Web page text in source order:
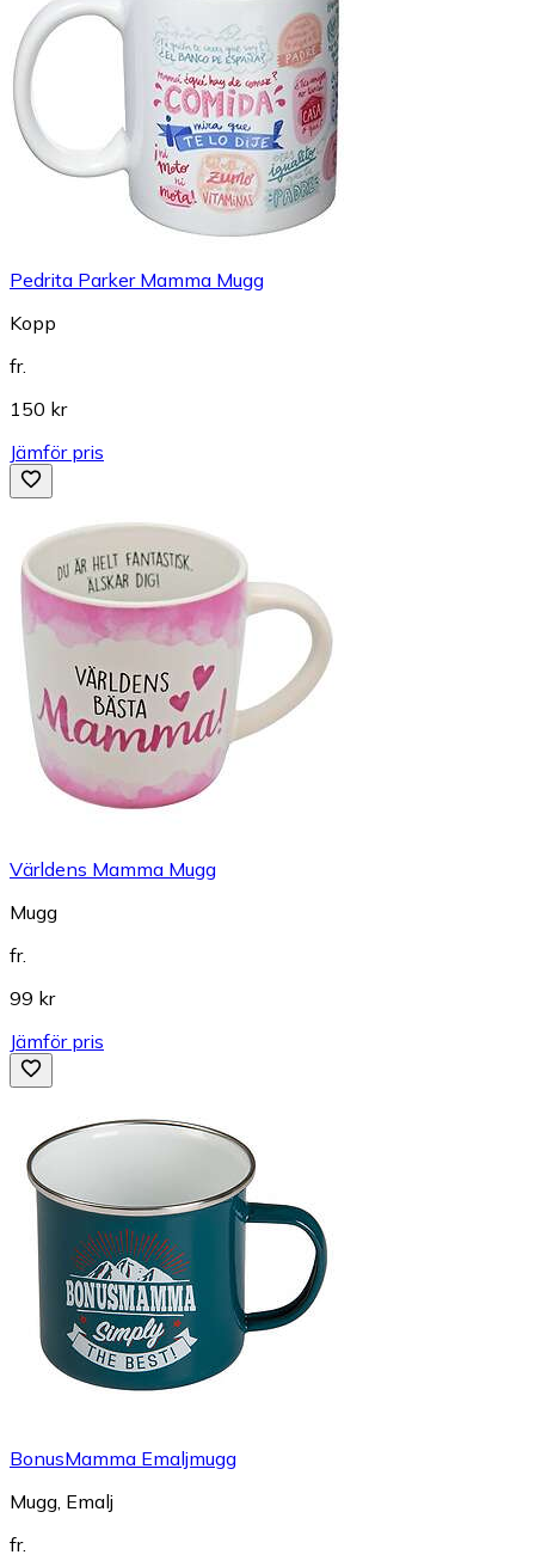
Pedrita Parker Mamma Mugg
Kopp
fr.
150 kr
Jämför pris
Världens Mamma Mugg
Mugg
fr.
99 kr
Jämför pris
BonusMamma Emaljmugg
Mugg, Emalj
fr.